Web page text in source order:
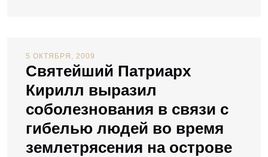
5 ОКТЯБРЯ, 2009
Святейший Патриарх
Кирилл выразил
соболезнования в связи с
гибелью людей во время
землетрясения на острове